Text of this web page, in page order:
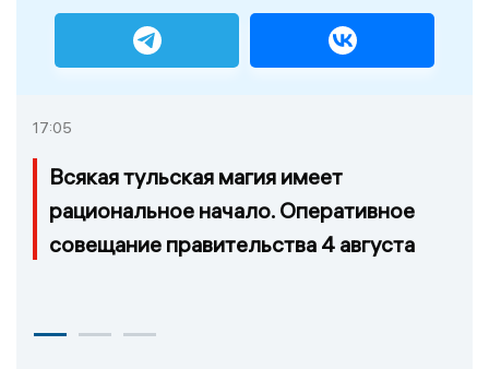
17:05
Всякая тульская магия имеет
рациональное начало. Оперативное
совещание правительства 4 августа